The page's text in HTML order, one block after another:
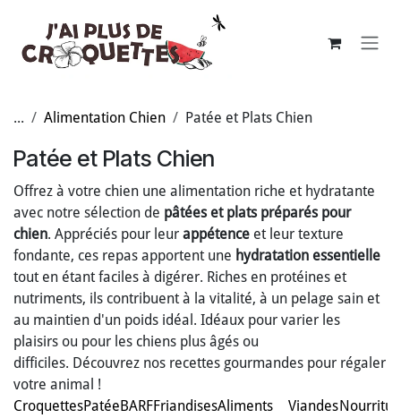
... Alimentation Chien Patée et Plats Chien
Patée et Plats Chien
Offrez à votre chien une alimentation riche et hydratante
avec notre sélection de pâtées et plats préparés pour
chien. Appréciés pour leur appétence et leur texture
fondante, ces repas apportent une hydratation essentielle
tout en étant faciles à digérer. Riches en protéines et
nutriments, ils contribuent à la vitalité, à un pelage sain et
au maintien d'un poids idéal. Idéaux pour varier les
plaisirs ou pour les chiens plus âgés ou
difficiles. Découvrez nos recettes gourmandes pour régaler
votre animal !
CroquettesPatéeBARFFriandisesAliments
Viandes